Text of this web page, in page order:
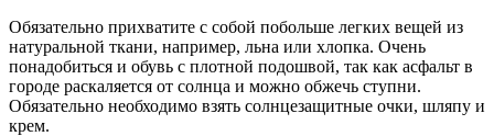
Обязательно прихватите с собой побольше легких вещей из
натуральной ткани, например, льна или хлопка. Очень
понадобиться и обувь с плотной подошвой, так как асфальт в
городе раскаляется от солнца и можно обжечь ступни.
Обязательно необходимо взять солнцезащитные очки, шляпу и
крем.